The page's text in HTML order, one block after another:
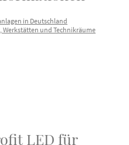
in Deutschland
Werkstätten und Technikräume
LED für